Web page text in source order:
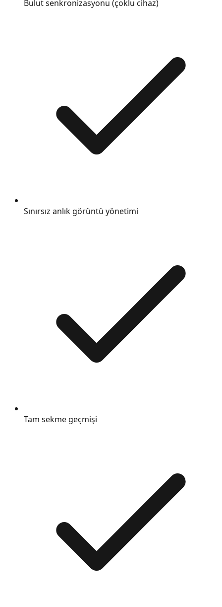
Bulut senkronizasyonu (çoklu cihaz)
Sınırsız anlık görüntü yönetimi
Tam sekme geçmişi